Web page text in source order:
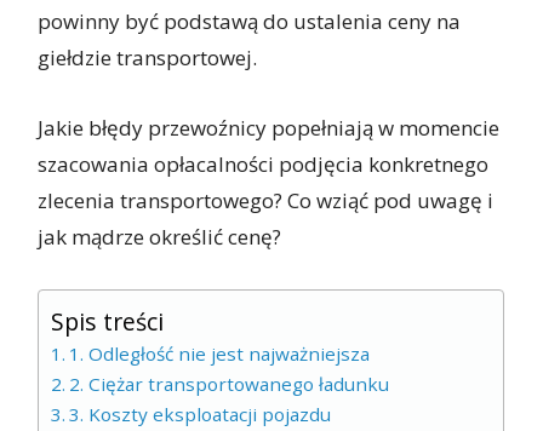
powinny być podstawą do ustalenia ceny na
giełdzie transportowej.
Jakie błędy przewoźnicy popełniają w momencie
szacowania opłacalności podjęcia konkretnego
zlecenia transportowego? Co wziąć pod uwagę i
jak mądrze określić cenę?
Spis treści
1. Odległość nie jest najważniejsza
2. Ciężar transportowanego ładunku
3. Koszty eksploatacji pojazdu